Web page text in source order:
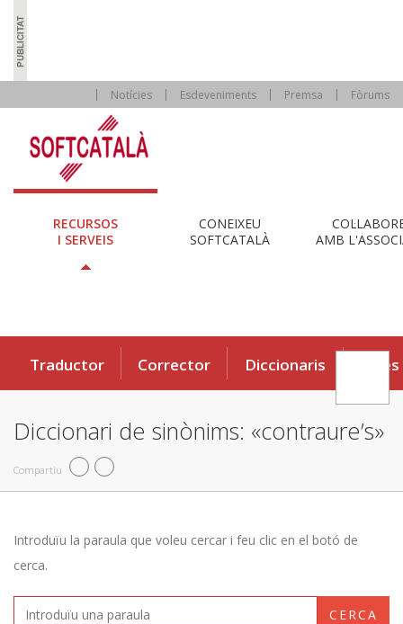
Notícies Esdeveniments Premsa Fòrums
RECURSOS
I SERVEIS
CONEIXEU
SOFTCATALÀ
AMB
Traductor Corrector Diccionaris Eines
Diccionari de sinònims: «contraure’s»
Compartiu
Introduïu la paraula que voleu cercar i feu clic en el botó de
cerca.
CERCA